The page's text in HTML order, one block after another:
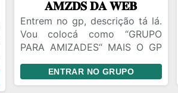
𝐀𝐌𝐙𝐃𝐒 𝐃𝐀 𝐖𝐄𝐁
Entrem no gp, descrição tá lá.
Vou colocá como “GRUPO
PARA AMIZADES“ MAIS O GP
ENCONTRAREM O AMOR DA
VIDA DO CES TBM
ENTRAR NO GRUPO